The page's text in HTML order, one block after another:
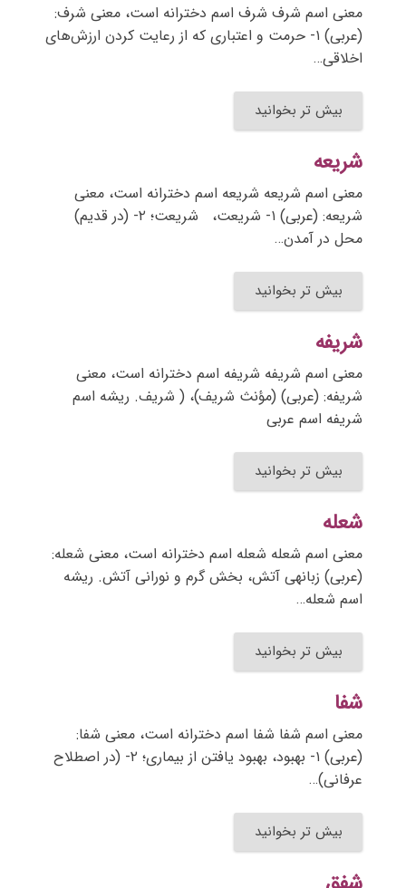
معنی اسم شرف شرف اسم دخترانه است، معنی شرف:
(عربی) ۱- حرمت و اعتباری که از رعایت کردن ارزش‌های
اخلاقی…
بیش تر بخوانید
شریعه
معنی اسم شریعه شریعه اسم دخترانه است، معنی
شریعه: (عربی) ۱- شریعت، شریعت؛ ۲- (در قدیم)
محل در آمدن…
بیش تر بخوانید
شریفه
معنی اسم شریفه شریفه اسم دخترانه است، معنی
شریفه: (عربی) (مؤنث شریف)، ( شریف. ریشه اسم
شریفه اسم عربی
بیش تر بخوانید
شعله
معنی اسم شعله شعله اسم دخترانه است، معنی شعله:
(عربی) زبانهی آتش، بخش گرم و نورانی آتش. ریشه
اسم شعله…
بیش تر بخوانید
شفا
معنی اسم شفا شفا اسم دخترانه است، معنی شفا:
(عربی) ۱- بهبود، بهبود یافتن از بیماری؛ ۲- (در اصطلاح
عرفانی)…
بیش تر بخوانید